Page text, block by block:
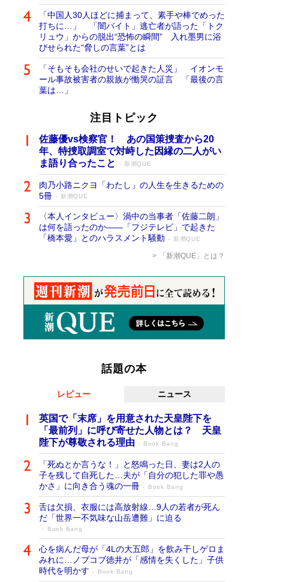
「中国人30人ほどに捕まって、素手や棒でめった
打ちに…」 「闇バイト」逃亡者が語った「トク
リュウ」からの脱出“恐怖の瞬間” 入れ墨男に浴
びせられた“脅しの言葉”とは
「そもそも会社のせいで起きた人災」 イオンモ
ール事故被害者の親族が慟哭の証言 「最後の言
葉は…」
注目トピック
佐藤優vs検察官！ あの国策捜査から20
年、特捜取調室で対峙した因縁の二人がい
ま語り合ったこと
新潮QUE
肉乃小路ニクヨ「わたし」の人生を生きるための
5冊
新潮QUE
〈本人インタビュー〉渦中の当事者「佐藤二朗」
は何を語ったのか――「フジテレビ」で起きた
「橋本愛」とのハラスメント騒動
新潮QUE
「新潮QUE」とは？
話題の本
レビュー ニュース
英国で「末席」を用意された天皇陛下を
「最前列」に呼び寄せた人物とは？ 天皇
陛下が尊敬される理由
Book Bang
「死ぬとか言うな！」と怒鳴った日、妻は2人の
子を残して自死した…夫が「自分の犯した罪や愚
かさ」に向き合う魂の一冊
Book Bang
舌は欠損、衣服には高放射線…9人の若者が死ん
だ「世界一不気味な山岳遭難」に迫る
Book Bang
心を病んだ母が「4Lの大五郎」を飲み干しゲロま
みれに…ノブコブ徳井が「感情を失くした」子供
時代を明かす
Book Bang